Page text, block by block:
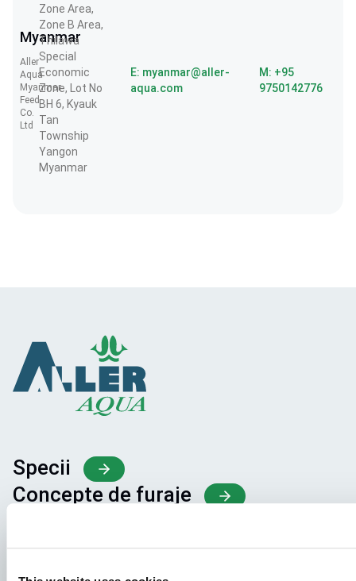
Myanmar
Aller
Aqua
Myanmar
Feed
Co.
Ltd
Zone Area,
Zone B Area,
Thilawa
Special
Economic
Zone, Lot No
BH 6, Kyauk
Tan
Township
Yangon
Myanmar
E: myanmar@aller-
aqua.com
M: +95
9750142776
Specii
Concepte de furaje